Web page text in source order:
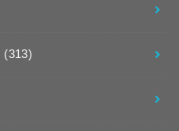
(313)